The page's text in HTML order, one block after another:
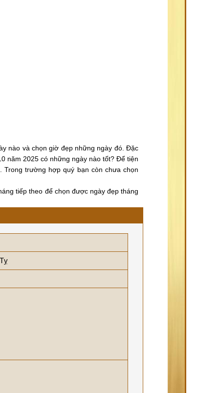
nào và chọn giờ đẹp những ngày đó. Đặc
năm 2025 có những ngày nào tốt? Để tiện
trường hợp quý bạn còn chưa chọn
tiếp theo để chọn được ngày đẹp tháng